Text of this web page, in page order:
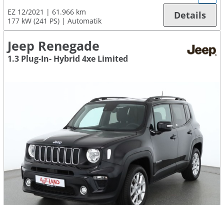
EZ 12/2021
61.966 km
177 kW (241 PS)
Automatik Details
Jeep Renegade
1.3 Plug-In- Hybrid 4xe Limited